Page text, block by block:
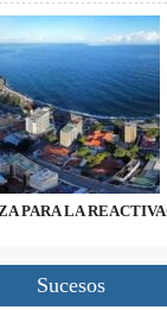
PARA LA
Sucesos